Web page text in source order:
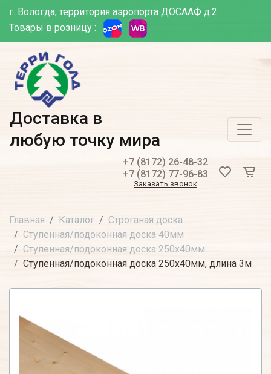
г. Вологда, территория аэропорта ДОСААФ д.2
Товары в розницу :
Доставка в
любую точку мира
+7 (8172) 26-48-32
+7 (8172) 77-96-83
Заказать звонок
Главная Каталог
Строганая доска
Ступенная/подоконная доска 40мм
Ступенная/подоконная доска 250х40мм
Ступенная/подоконная доска 250х40мм, длина 3м